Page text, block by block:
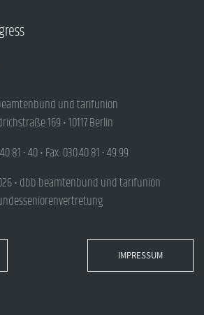
und tarifunion
169 • 10117 Berlin
81 - 40 • Fax: 030.40 81 - 49 99
• dbb beamtenbund und tarifunion
IMPRESSUM